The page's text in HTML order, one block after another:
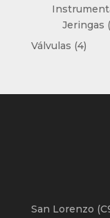
Jeringas
Válvulas 44
San Lorenzo